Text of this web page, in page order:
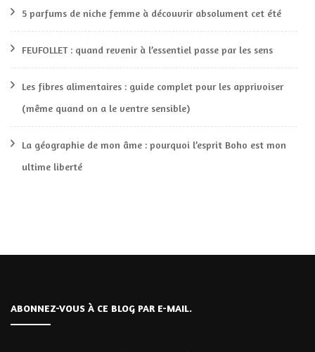
5 parfums de niche femme à découvrir absolument cet été
FEUFOLLET : quand revenir à l’essentiel passe par les sens
Les fibres alimentaires : guide complet pour les apprivoiser
(même quand on a le ventre sensible)
La géographie de mon âme : pourquoi l’esprit Boho est mon
ultime liberté
ABONNEZ-VOUS À CE BLOG PAR E-MAIL.